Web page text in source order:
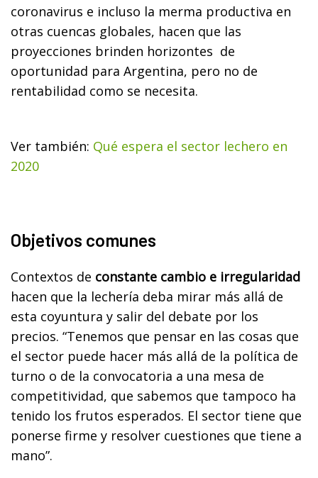
coronavirus e incluso la merma productiva en
otras cuencas globales, hacen que las
proyecciones brinden horizontes de
oportunidad para Argentina, pero no de
rentabilidad como se necesita.
Ver también: Qué espera el sector lechero en
2020
Objetivos comunes
Contextos de constante cambio e irregularidad
hacen que la lechería deba mirar más allá de
esta coyuntura y salir del debate por los
precios. “Tenemos que pensar en las cosas que
el sector puede hacer más allá de la política de
turno o de la convocatoria a una mesa de
competitividad, que sabemos que tampoco ha
tenido los frutos esperados. El sector tiene que
ponerse firme y resolver cuestiones que tiene a
mano”.